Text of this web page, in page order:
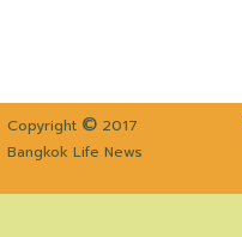
Copyright © 2017
Bangkok Life News